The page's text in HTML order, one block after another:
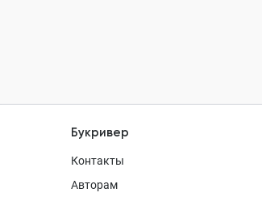
Букривер
Контакты
Авторам